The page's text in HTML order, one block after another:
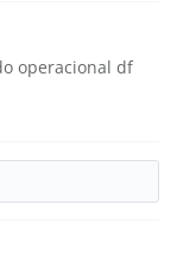
operacional df